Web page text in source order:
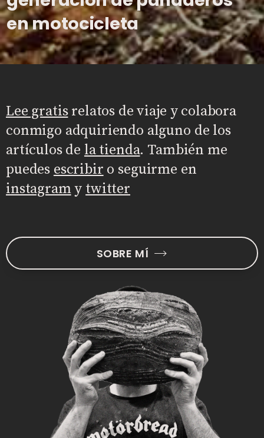
en motocicleta
en motocicleta
en motocicleta
en motocicleta
en motocicleta
en motocicleta
en motocicleta
en motocicleta
en motocicleta
en motocicleta
Lee gratisrelatos de viaje y colabora
conmigo adquiriendo alguno de los
artículos de la tienda. También me
puedes escribir o seguirme en
instagramy twitter
SOBRE MÍ